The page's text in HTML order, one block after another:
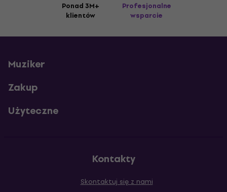
Ponad 3M+
klientów
Profesjonalne
wsparcie
Muziker
Zakup
Użyteczne
Kontakty
Skontaktuj się z nami